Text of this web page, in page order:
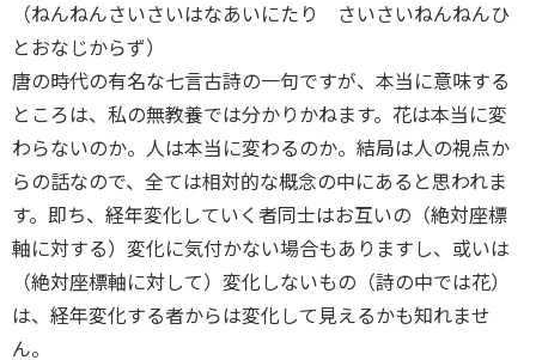
（ねんねんさいさいはなあいにたり さいさいねんねんひ
とおなじからず）
唐の時代の有名な七言古詩の一句ですが、本当に意味する
ところは、私の無教養では分かりかねます。花は本当に変
わらないのか。人は本当に変わるのか。結局は人の視点か
らの話なので、全ては相対的な概念の中にあると思われま
す。即ち、経年変化していく者同士はお互いの（絶対座標
軸に対する）変化に気付かない場合もありますし、或いは
（絶対座標軸に対して）変化しないもの（詩の中では花）
は、経年変化する者からは変化して見えるかも知れませ
ん。